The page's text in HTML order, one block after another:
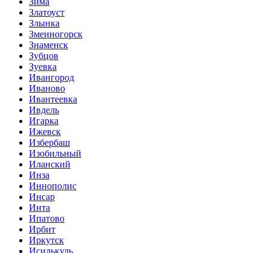
Златоуст
Злынка
Змеиногорск
Знаменск
Зубцов
Зуевка
Ивангород
Иваново
Ивантеевка
Ивдель
Игарка
Ижевск
Избербаш
Изобильный
Иланский
Инза
Иннополис
Инсар
Инта
Ипатово
Ирбит
Иркутск
Исилькуль